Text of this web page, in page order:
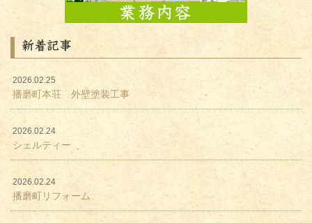
新着記事
2026.02.25
播磨町本荘 外壁塗装工事
2026.02.24
シェルティー
2026.02.24
播磨町リフォーム